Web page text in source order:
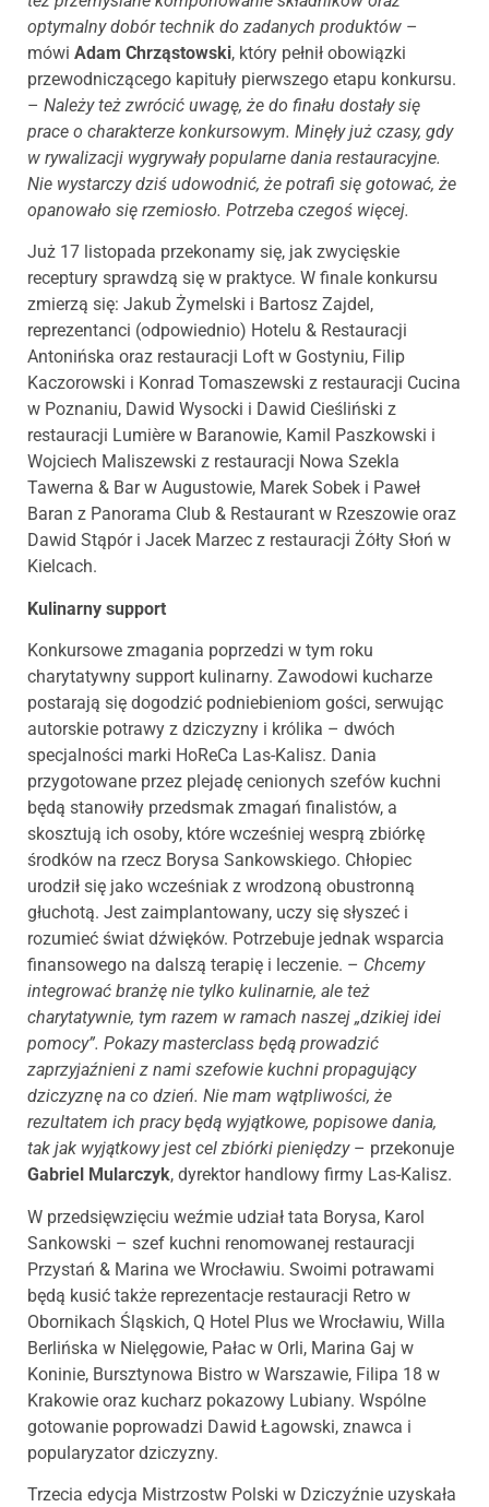
optymalny dobór technik do zadanych produktów –
mówi Adam Chrząstowski, który pełnił obowiązki
przewodniczącego kapituły pierwszego etapu konkursu.
– Należy też zwrócić uwagę, że do finału dostały się
prace o charakterze konkursowym. Minęły już czasy, gdy
w rywalizacji wygrywały popularne dania restauracyjne.
Nie wystarczy dziś udowodnić, że potrafi się gotować, że
opanowało się rzemiosło. Potrzeba czegoś więcej.
Już 17 listopada przekonamy się, jak zwycięskie
receptury sprawdzą się w praktyce. W finale konkursu
zmierzą się: Jakub Żymelski i Bartosz Zajdel,
reprezentanci (odpowiednio) Hotelu & Restauracji
Antonińska oraz restauracji Loft w Gostyniu, Filip
Kaczorowski i Konrad Tomaszewski z restauracji Cucina
w Poznaniu, Dawid Wysocki i Dawid Cieśliński z
restauracji Lumière w Baranowie, Kamil Paszkowski i
Wojciech Maliszewski z restauracji Nowa Szekla
Tawerna & Bar w Augustowie, Marek Sobek i Paweł
Baran z Panorama Club & Restaurant w Rzeszowie oraz
Dawid Stąpór i Jacek Marzec z restauracji Żółty Słoń w
Kielcach.
Kulinarny support
Konkursowe zmagania poprzedzi w tym roku
charytatywny support kulinarny. Zawodowi kucharze
postarają się dogodzić podniebieniom gości, serwując
autorskie potrawy z dziczyzny i królika – dwóch
specjalności marki HoReCa Las-Kalisz. Dania
przygotowane przez plejadę cenionych szefów kuchni
będą stanowiły przedsmak zmagań finalistów, a
skosztują ich osoby, które wcześniej wesprą zbiórkę
środków na rzecz Borysa Sankowskiego. Chłopiec
urodził się jako wcześniak z wrodzoną obustronną
głuchotą. Jest zaimplantowany, uczy się słyszeć i
rozumieć świat dźwięków. Potrzebuje jednak wsparcia
finansowego na dalszą terapię i leczenie. – Chcemy
integrować branżę nie tylko kulinarnie, ale też
charytatywnie, tym razem w ramach naszej „dzikiej idei
pomocy”. Pokazy masterclass będą prowadzić
zaprzyjaźnieni z nami szefowie kuchni propagujący
dziczyznę na co dzień. Nie mam wątpliwości, że
rezultatem ich pracy będą wyjątkowe, popisowe dania,
tak jak wyjątkowy jest cel zbiórki pieniędzy– przekonuje
Gabriel Mularczyk, dyrektor handlowy firmy Las-Kalisz.
W przedsięwzięciu weźmie udział tata Borysa, Karol
Sankowski – szef kuchni renomowanej restauracji
Przystań & Marina we Wrocławiu. Swoimi potrawami
będą kusić także reprezentacje restauracji Retro w
Obornikach Śląskich, Q Hotel Plus we Wrocławiu, Willa
Berlińska w Nielęgowie, Pałac w Orli, Marina Gaj w
Koninie, Bursztynowa Bistro w Warszawie, Filipa 18 w
Krakowie oraz kucharz pokazowy Lubiany. Wspólne
gotowanie poprowadzi Dawid Łagowski, znawca i
popularyzator dziczyzny.
Trzecia edycja Mistrzostw Polski w Dziczyźnie uzyskała